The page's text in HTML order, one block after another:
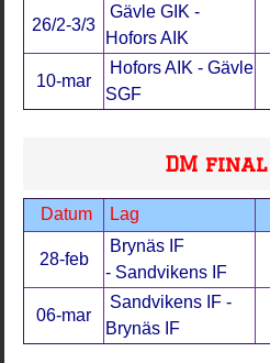
26/2-3/3
Gävle GIK -
Hofors AIK
10-mar
Hofors AIK - Gävle
SGF
DM final
Datum Lag
28-feb
Brynäs IF
- Sandvikens IF
06-mar
Sandvikens IF -
Brynäs IF